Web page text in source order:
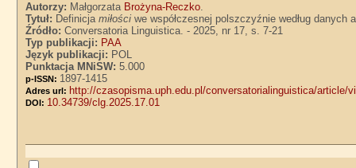
Autorzy: Małgorzata Brożyna-Reczko.
Tytuł: Definicjamiłości we współczesnej polszczyźnie według danych
Źródło:Conversatoria Linguistica. - 2025, nr 17, s. 7-21
Typ publikacji: PAA
Język publikacji: POL
Punktacja MNiSW:5.000
p-ISSN: 1897-1415
Adres url: http://czasopisma.uph.edu.pl/conversatorialinguistica/article/
DOI: 10.34739/clg.2025.17.01